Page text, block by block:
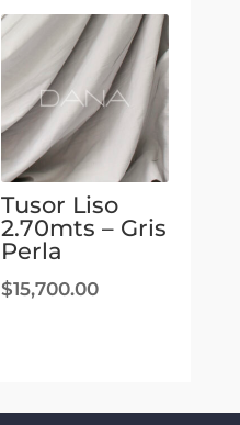
Tusor Liso
2.70mts – Gris
Perla
$15,700.00